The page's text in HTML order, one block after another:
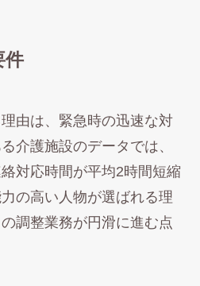
件
由は、緊急時の迅速な対
介護施設のデータでは、
対応時間が平均2時間短縮
の高い人物が選ばれる理
調整業務が円滑に進む点